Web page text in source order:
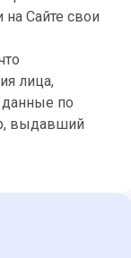
Сайте свои
лица,
по
выдавший